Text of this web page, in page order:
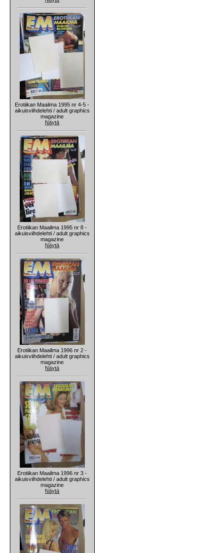
Erotiikan Maailma 1995 nr 4-5 -
aikuisviihdelehti / adult graphics
magazine
Näytä
Erotiikan Maailma 1995 nr 8 -
aikuisviihdelehti / adult graphics
magazine
Näytä
Erotiikan Maailma 1996 nr 2 -
aikuisviihdelehti / adult graphics
magazine
Näytä
Erotiikan Maailma 1996 nr 3 -
aikuisviihdelehti / adult graphics
magazine
Näytä